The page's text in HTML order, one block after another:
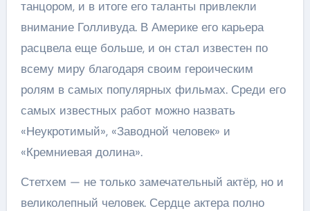
танцором, и в итоге его таланты привлекли
внимание Голливуда. В Америке его карьера
расцвела еще больше, и он стал известен по
всему миру благодаря своим героическим
ролям в самых популярных фильмах. Среди его
самых известных работ можно назвать
«Неукротимый», «Заводной человек» и
«Кремниевая долина».
Стетхем — не только замечательный актёр, но и
великолепный человек. Сердце актера полно